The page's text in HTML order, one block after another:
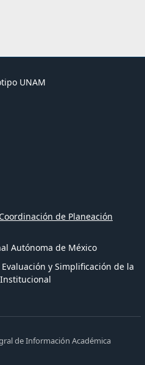
Coordinación de Planeación
Autónoma de México
y Simplificación de la
de Información Académica